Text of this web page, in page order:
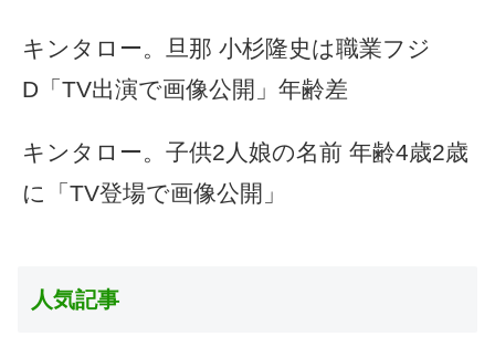
キンタロー。旦那 小杉隆史は職業フジ
D「TV出演で画像公開」年齢差
キンタロー。子供2人娘の名前 年齢4歳2歳
に「TV登場で画像公開」
人気記事